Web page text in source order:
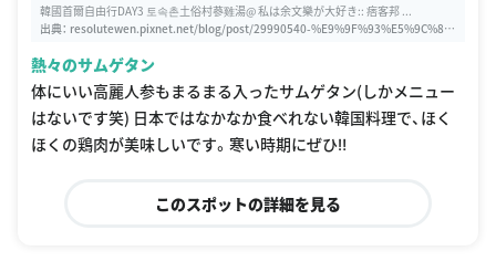
韓國首爾自由行DAY3 토속촌土俗村蔘雞湯@ 私は余文樂が大好き:: 痞客邦 ...
出典： resolutewen.pixnet.net/blog/post/29990540-%E9%9F%93%E5%9C%8B-
D%86%A0%EC%86%8D%EC%B4%8C%E5%9C%9F%E4%BF%97%E6%9D%9
1%E8%94%98%E9%9B%9E%E6%B9%AF
熱々のサムゲタン
体にいい高麗人参もまるまる入ったサムゲタン(しかメニュー
はないです笑) 日本ではなかなか食べれない韓国料理で、ほく
ほくの鶏肉が美味しいです。寒い時期にぜひ‼︎
このスポットの詳細を見る